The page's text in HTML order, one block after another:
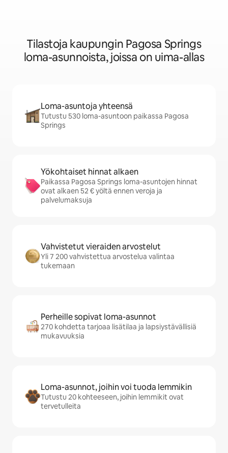
Tilastoja kaupungin Pagosa Springs
loma-asunnoista, joissa on uima-allas
Loma-asuntoja yhteensä
Tutustu 530 loma-asuntoon paikassa Pagosa
Springs
Yökohtaiset hinnat alkaen
Paikassa Pagosa Springs loma-asuntojen hinnat
ovat alkaen 52 € yöltä ennen veroja ja
palvelumaksuja
Vahvistetut vieraiden arvostelut
Yli 7 200 vahvistettua arvostelua valintaa
tukemaan
Perheille sopivat loma-asunnot
270 kohdetta tarjoaa lisätilaa ja lapsiystävällisiä
mukavuuksia
Loma-asunnot, joihin voi tuoda lemmikin
Tutustu 20 kohteeseen, joihin lemmikit ovat
tervetulleita